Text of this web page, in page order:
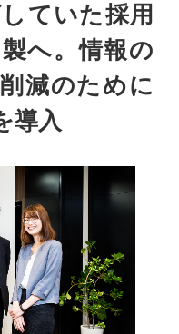
ていた採用
へ。情報の
減のために
導入